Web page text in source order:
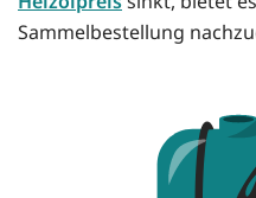
Sammelbestellung